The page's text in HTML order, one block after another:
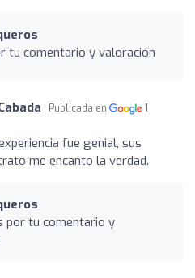
tu comentario y valoración
Publicada en
1
fue genial, sus
me encanto la verdad.
por tu comentario y